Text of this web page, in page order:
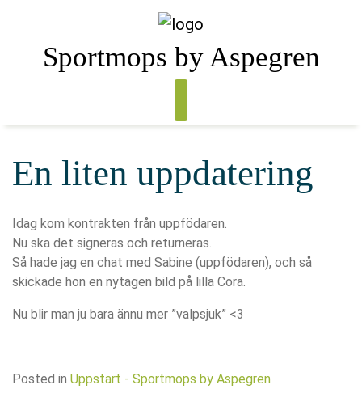
contentSportmops by Aspegren
En liten uppdatering
Idag kom kontrakten från uppfödaren.
Nu ska det signeras och returneras.
Så hade jag en chat med Sabine (uppfödaren), och så
skickade hon en nytagen bild på lilla Cora.
Nu blir man ju bara ännu mer ”valpsjuk” <3
Posted in Uppstart - Sportmops by Aspegren